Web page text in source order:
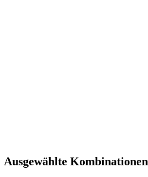
Ausgewählte Kombinationen